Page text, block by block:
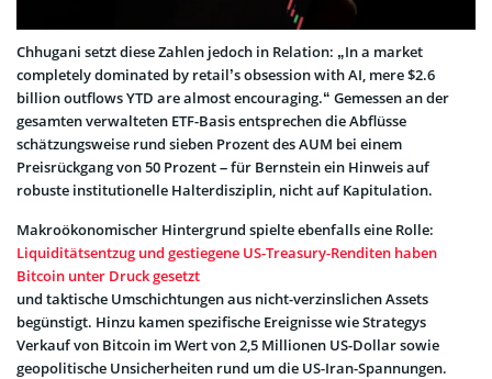
Chhugani setzt diese Zahlen jedoch in Relation: „In a market
completely dominated by retail’s obsession with AI, mere $2.6
billion outflows YTD are almost encouraging.“ Gemessen an der
gesamten verwalteten ETF-Basis entsprechen die Abflüsse
schätzungsweise rund sieben Prozent des AUM bei einem
Preisrückgang von 50 Prozent – für Bernstein ein Hinweis auf
robuste institutionelle Halterdisziplin, nicht auf Kapitulation.
Makroökonomischer Hintergrund spielte ebenfalls eine Rolle:
Liquiditätsentzug und gestiegene US-Treasury-Renditen haben
Bitcoin unter Druck gesetzt
und taktische Umschichtungen aus nicht-verzinslichen Assets
begünstigt. Hinzu kamen spezifische Ereignisse wie Strategys
Verkauf von Bitcoin im Wert von 2,5 Millionen US-Dollar sowie
geopolitische Unsicherheiten rund um die US-Iran-Spannungen.